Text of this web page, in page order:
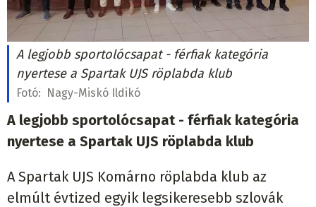
A legjobb sportolócsapat - férfiak kategória
nyertese a Spartak UJS röplabda klub
Fotó: Nagy-Miskó Ildikó
A legjobb sportolócsapat - férfiak kategória
nyertese a Spartak UJS röplabda klub
A Spartak UJS Komárno röplabda klub az
elmúlt évtized egyik legsikeresebb szlovák